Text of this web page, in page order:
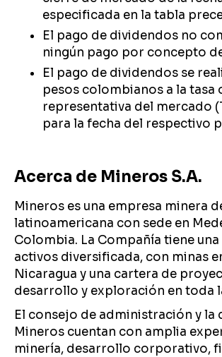
especificada en la tabla
El pago de dividendos no
ningún pago por concepto
El pago de dividendos se
pesos colombianos a la tasa
representativa del mercado
para la fecha del respectivo
Acerca de Mineros S.A.
Mineros es una empresa minera
latinoamericana con sede en
Colombia. La Compañía tiene una
activos diversificada, con minas
Nicaragua y una cartera de
desarrollo y exploración en toda
El consejo de administración y la
Mineros cuentan con amplia
minería, desarrollo corporativo,